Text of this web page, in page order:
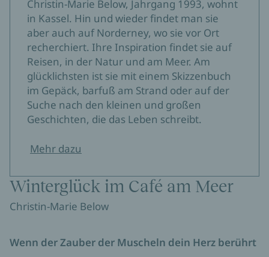
Christin-Marie Below, Jahrgang 1993, wohnt
in Kassel. Hin und wieder findet man sie
aber auch auf Norderney, wo sie vor Ort
recherchiert. Ihre Inspiration findet sie auf
Reisen, in der Natur und am Meer. Am
glücklichsten ist sie mit einem Skizzenbuch
im Gepäck, barfuß am Strand oder auf der
Suche nach den kleinen und großen
Geschichten, die das Leben schreibt.
Mehr dazu
Winterglück im Café am Meer
Christin-Marie Below
Wenn der Zauber der Muscheln dein Herz berührt